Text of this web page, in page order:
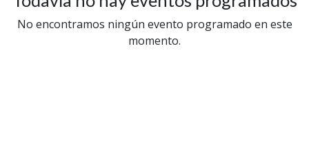
No encontramos ningún evento programado en este
momento.